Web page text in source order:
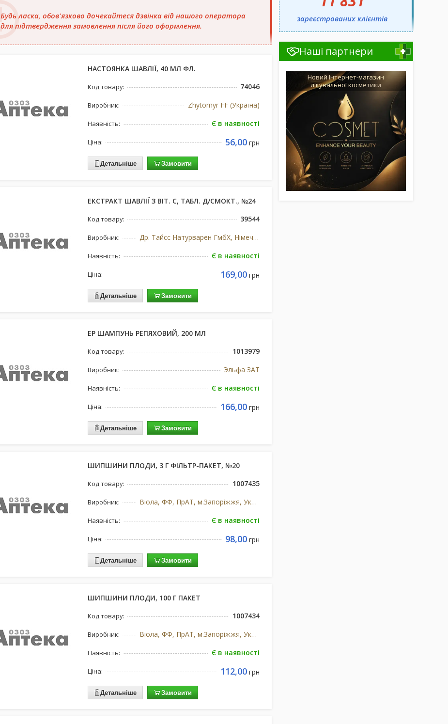
Будь ласка, обов'язково дочекайтеся дзвінка від нашого оператора
для підтвердження замовлення після його оформлення.
НАСТОЯНКА ШАВЛІЇ, 40 МЛ ФЛ.
Код товару: 74046
Виробник: Zhytomyr FF (Україна)
Наявність: Є в наявності
Ціна: 56,00грн
Детальніше Замовити
ЕКСТРАКТ ШАВЛІЇ З ВІТ. С, ТАБЛ. Д/СМОКТ., №24
Код товару: 39544
Виробник: Др. Тайсс Натурварен ГмбХ, Німеччина
Наявність: Є в наявності
Ціна: 169,00грн
Детальніше Замовити
EP ШАМПУНЬ РЕПЯХОВИЙ, 200 МЛ
Код товару: 1013979
Виробник: Эльфа ЗАТ
Наявність: Є в наявності
Ціна: 166,00грн
Детальніше Замовити
ШИПШИНИ ПЛОДИ, 3 Г ФІЛЬТР-ПАКЕТ, №20
Код товару: 1007435
Виробник: Віола, ФФ, ПрАТ, м.Запоріжжя, Україна
Наявність: Є в наявності
Ціна: 98,00грн
Детальніше Замовити
ШИПШИНИ ПЛОДИ, 100 Г ПАКЕТ
Код товару: 1007434
Виробник: Віола, ФФ, ПрАТ, м.Запоріжжя, Україна
Наявність: Є в наявності
Ціна: 112,00грн
Детальніше Замовити
зареєстрованих клієнтів
Наші партнери
Новий Інтернет-магазин
лікувальної косметики